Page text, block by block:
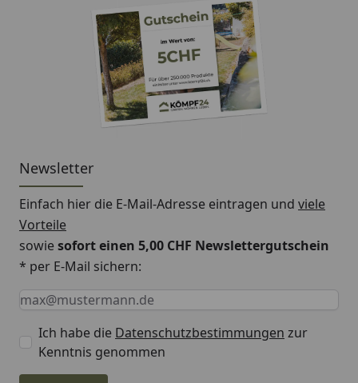
Lightpro Transformator 100W Touch inkl.
Timer und Lichtsensor Montageanleitung
Newsletter
Einfach hier die E-Mail-Adresse eintragen und viele
Vorteile
sowiesofort einen 5,00 CHF Newslettergutschein
* per E-Mail sichern:
Keine Eingabe erforderlich
Eingabe erforderlich
E-Mail *
Ich habe die Datenschutzbestimmungen zur
Kenntnis genommen